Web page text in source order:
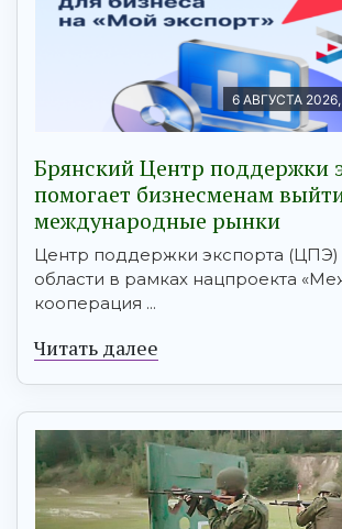
6 АВГУСТА 2026,
Брянский Центр поддержки
помогает бизнесменам
международные рынки
Центр поддержки экспорта (ЦПЭ)
области в рамках нацпроекта
кооперация ...
Читать далее